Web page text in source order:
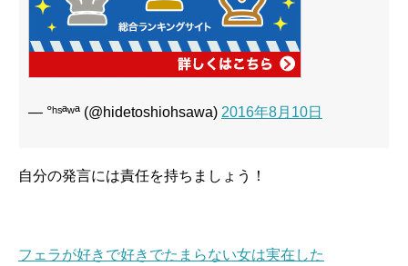
— °ʰˢªʷª (@hidetoshiohsawa) 2016年8月10日
自分の発言には責任を持ちましょう！
フェラが好きで好きでたまらない女は実在した